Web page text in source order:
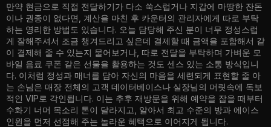
만약 현금으로 직접 전달하기가 다소 쑥스럽거나 지갑에 마땅한 잔돈
이나 권종이 없다면, 계산을 마친 후 카운터의 관리자에게 따로 부탁
하는 영리한 방법도 있습니다. 오늘 담당해 주신 분이 너무 정성스럽
게 잘해주셔서 조금 챙겨드리고 싶은데 결제할 때 금액을 포함해서 같
이 결제해 줄 수 있는지 물어보거나, 따로 전달을 부탁하며 가벼운 모
바일 음료 쿠폰 같은 선물을 활용하는 것도 센스 있는 소통 방식입니
다. 이처럼 정성과 매너를 담아 자신의 마음을 세련되게 표현할 줄 아
는 손님은 매장 전체의 고객 데이터베이스나 실장님의 머릿속에 독보
적인 VIP로 각인됩니다. 이는 추후 재방문을 위해 예약을 잡을 때부터
수화기 너머 목소리 톤이 달라지고, 알아서 최고 수준의 방과 에이스
인원을 먼저 선점해 주는 놀라운 혜택으로 이어지게 됩니다.